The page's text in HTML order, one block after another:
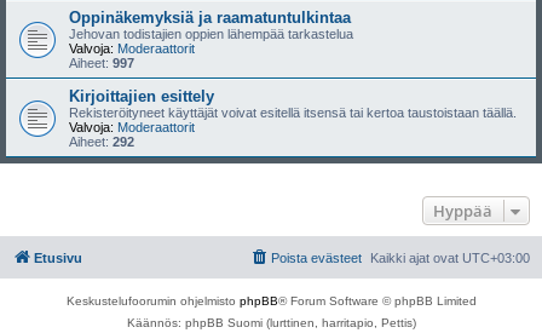
Oppinäkemyksiä ja raamatuntulkintaa
Jehovan todistajien oppien lähempää tarkastelua
Valvoja: Moderaattorit
Aiheet: 997
Kirjoittajien esittely
Rekisteröityneet käyttäjät voivat esitellä itsensä tai kertoa taustoistaan täällä.
Valvoja: Moderaattorit
Aiheet: 292
Hyppää
Etusivu Kaikki ajat ovat UTC+03:00
Poista evästeet
Keskustelufoorumin ohjelmisto phpBB® Forum Software © phpBB Limited
Käännös: phpBB Suomi (lurttinen, harritapio, Pettis)